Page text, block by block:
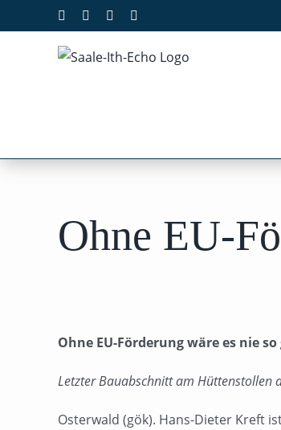
Inhalt
Facebook Instagram
Ohne EU-
Ohne EU-Förderung wäre es nie
Letzter Bauabschnitt am Hüttenstollen
Osterwald (gök). Hans-Dieter Kreft